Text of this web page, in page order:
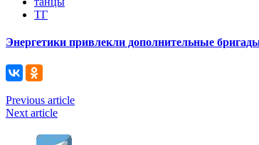
ТГ
Энергетики привлекли дополнительные
Previous article
Next article